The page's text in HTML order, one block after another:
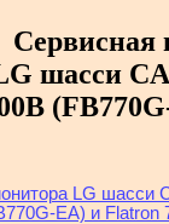
Сервисная
шасси
LG шасси
EA) и Flatron